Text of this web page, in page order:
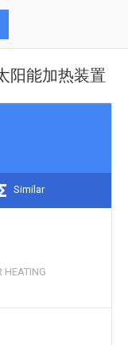
阳能加热装置
Similar
HEATING